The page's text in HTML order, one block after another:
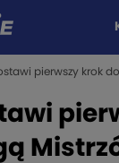
pierwszy krok